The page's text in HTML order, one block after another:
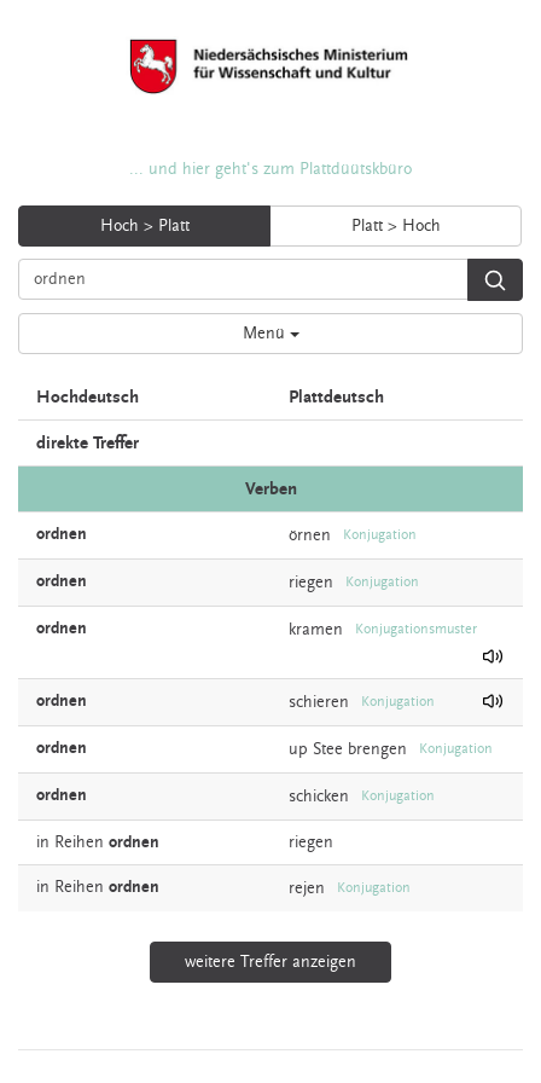
... und hier geht's zum Plattdüütskbüro
Hoch > Platt Platt > Hoch
Menü
Hochdeutsch Plattdeutsch
direkte Treffer
Verben
ordnen örnen Konjugation
ordnen riegen Konjugation
ordnen kramen Konjugationsmuster
ordnen schieren Konjugation
ordnen up Stee brengen Konjugation
ordnen schicken Konjugation
in Reihen ordnen riegen
in Reihen ordnen rejen Konjugation
weitere Treffer anzeigen